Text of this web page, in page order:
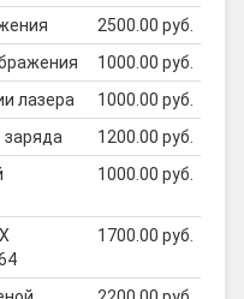
2500.00 руб.
1000.00 руб.
лазера
1000.00 руб.
заряда
1200.00 руб.
1000.00 руб.
1700.00 руб.